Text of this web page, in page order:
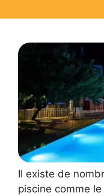
Il existe de
piscine comme